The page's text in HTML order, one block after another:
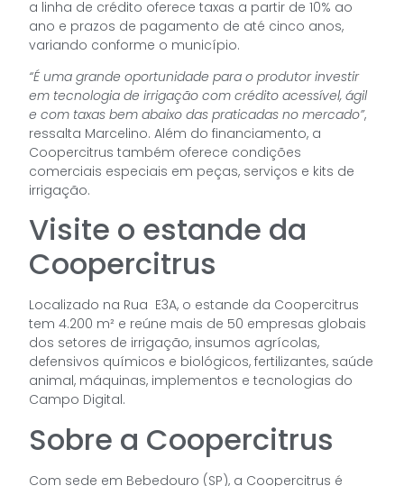
a linha de crédito oferece taxas a partir de 10% ao
ano e prazos de pagamento de até cinco anos,
variando conforme o município.
“É uma grande oportunidade para o produtor investir
em tecnologia de irrigação com crédito acessível, ágil
e com taxas bem abaixo das praticadas no mercado”,
ressalta Marcelino. Além do financiamento, a
Coopercitrus também oferece condições
comerciais especiais em peças, serviços e kits de
irrigação.
Visite o estande da
Coopercitrus
Localizado na Rua E3A, o estande da Coopercitrus
tem 4.200 m² e reúne mais de 50 empresas globais
dos setores de irrigação, insumos agrícolas,
defensivos químicos e biológicos, fertilizantes, saúde
animal, máquinas, implementos e tecnologias do
Campo Digital.
Sobre a Coopercitrus
Com sede em Bebedouro (SP), a Coopercitrus é